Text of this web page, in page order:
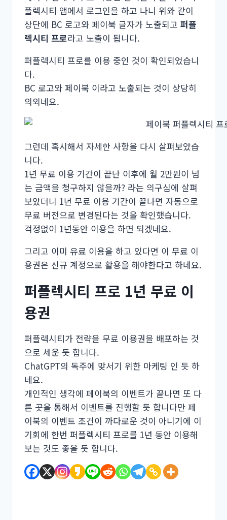
플렉시티 앱에서 로그인을 하고 나니 위와 같이
상단에 BC 로고와 페이북 글자가 노출되고 퍼플
렉시티 프로라고 노출이 됩니다.
퍼플렉시티 프로를 이용 중인 것이 확인되었습니
다.
BC 로고와 페이북 이라고 노출되는 것이 상당히
의외네요.
그런데 혹시해서 자세한 사항을 다시 살펴보았습
니다.
1년 무료 이용 기간이 끝난 이후에 월 2만원이 넘
는 금액을 청구하지 않을까? 라는 의구심에 살펴
보았더니 1년 무료 이용 기간이 끝나면 자동으로
무료 버전으로 변경된다는 것을 확인했습니다.
걱정없이 1년동안 이용을 하면 되겠네요.
그리고 이미 유료 이용을 하고 있다면 이 무료 이
용권은 신규 계정으로 활용을 해야한다고 하네요.
퍼플렉시티 프로 1년 무료 이
용권
퍼플렉시티가 전략을 무료 이용권을 배포하는 것
으로 세운 듯 합니다.
ChatGPT의 독주에 맞서기 위한 마케팅 인 듯 하
네요.
개인적인 생각에 페이북의 이벤트가 끝나면 또 다
른 곳을 통해서 이벤트를 진행할 듯 합니다만 페
이북의 이벤트 조건이 까다로운 것이 아니기에 이
기회에 한번 퍼플렉시티 프로를 1년 동안 이용해
보는 것도 좋을 듯 합니다.